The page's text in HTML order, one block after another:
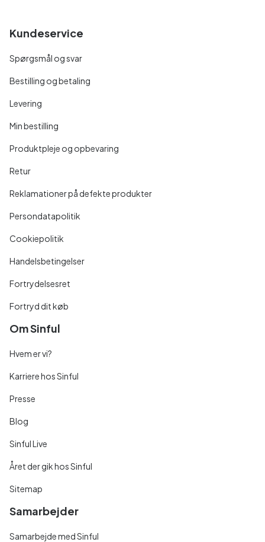
Kundeservice
Spørgsmål og svar
Bestilling og betaling
Levering
Min bestilling
Produktpleje og opbevaring
Retur
Reklamationer på defekte produkter
Persondatapolitik
Cookiepolitik
Handelsbetingelser
Fortrydelsesret
Fortryd dit køb
Om Sinful
Hvem er vi?
Karriere hos Sinful
Presse
Blog
Sinful Live
Året der gik hos Sinful
Sitemap
Samarbejder
Samarbejde med Sinful